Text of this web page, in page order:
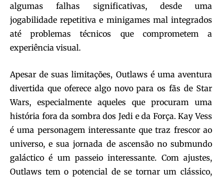
algumas falhas significativas, desde uma
jogabilidade repetitiva e minigames mal integrados
até problemas técnicos que comprometem a
experiência visual.
Apesar de suas limitações, Outlaws é uma aventura
divertida que oferece algo novo para os fãs de Star
Wars, especialmente aqueles que procuram uma
história fora da sombra dos Jedi e da Força. Kay Vess
é uma personagem interessante que traz frescor ao
universo, e sua jornada de ascensão no submundo
galáctico é um passeio interessante. Com ajustes,
Outlaws tem o potencial de se tornar um clássico,